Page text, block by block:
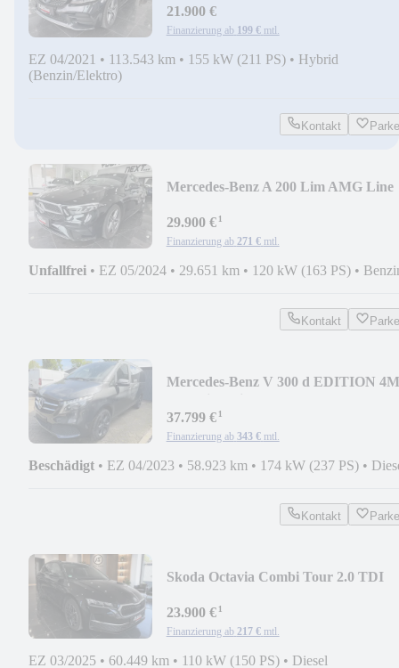
21.900 €
Finanzierung ab 199 € mtl.
EZ 04/2021 • 113.543 km • 155 kW (211 PS) • Hybrid
(Benzin/Elektro)
Kontakt
Mercedes-Benz A 200 Lim AMG Line
29.900 €¹
Finanzierung ab 271 € mtl.
Unfallfrei • EZ 05/2024 • 29.651 km • 120 kW (163 PS) •
Kontakt
Mercedes-Benz V 300 d EDITION 4M
37.799 €¹
Finanzierung ab 343 € mtl.
Beschädigt • EZ 04/2023 • 58.923 km • 174 kW (237 PS) •
Kontakt
Skoda Octavia Combi Tour 2.0 TDI
23.900 €¹
Finanzierung ab 217 € mtl.
EZ 03/2025 • 60.449 km • 110 kW (150 PS) • Diesel